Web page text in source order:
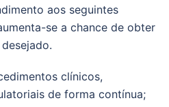
aos seguintes
se a chance de obter
clínicos,
de forma contínua;